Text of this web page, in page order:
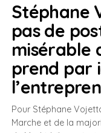
Stéphane
pas de
misérable
prend par
Pour Stéphane
Marche et de la